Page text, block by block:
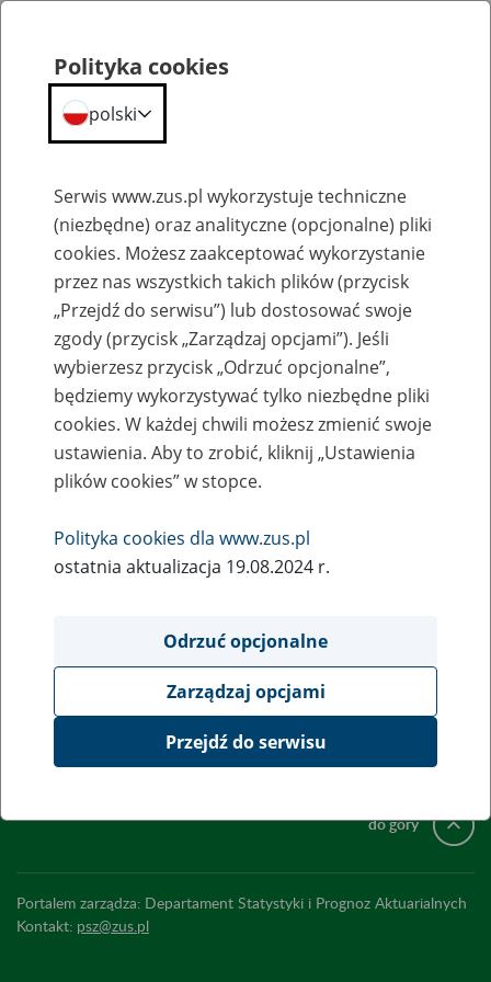
Statystyczny
ZUS
Absencja chorobowa z tytułu
choroby własnej osób
ubezpieczonych w ZUS
wg województw
wg jednostek chorobowych
wg płci i wieku
Deklaracja dostępności
Ustawienia plików cookies
do góry
Portalem zarządza: Departament Statystyki i Prognoz Aktuarialnych
Kontakt: psz@zus.pl
Polityka cookies
polski
Serwis www.zus.pl wykorzystuje techniczne
(niezbędne) oraz analityczne (opcjonalne) pliki
cookies. Możesz zaakceptować wykorzystanie
przez nas wszystkich takich plików (przycisk
„Przejdź do serwisu”) lub dostosować swoje
zgody (przycisk „Zarządzaj opcjami”). Jeśli
wybierzesz przycisk „Odrzuć opcjonalne”,
będziemy wykorzystywać tylko niezbędne pliki
cookies. W każdej chwili możesz zmienić swoje
ustawienia. Aby to zrobić, kliknij „Ustawienia
plików cookies” w stopce.
Polityka cookies dla www.zus.pl
ostatnia aktualizacja 19.08.2024 r.
Odrzuć opcjonalne
Zarządzaj opcjami
Przejdź do serwisu